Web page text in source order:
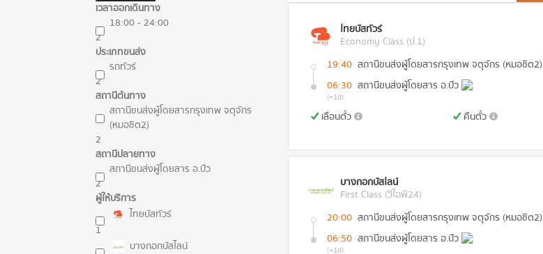
เวลาออกเดินทาง
18:00 - 24:00
2
ประเภทขนส่ง
รถทัวร์
2
สถานีต้นทาง
สถานีขนส่งผู้โดยสารกรุงเทพ จตุจักร
(หมอชิต2)
2
สถานีปลายทาง
สถานีขนส่งผู้โดยสาร อ.ปัว
2
ผู้ให้บริการ
ไทยบัสทัวร์
1
บางกอกบัสไลน์
ไทยบัสทัวร์
Economy Class (ป.1)
19:40 สถานีขนส่งผู้โดยสารกรุงเทพ จตุจักร (หมอชิต2)
06:30 สถานีขนส่งผู้โดยสาร อ.ปัว
(+1d)
เลื่อนตั๋ว คืนตั๋ว
บางกอกบัสไลน์
First Class (วีไอพี24)
20:00 สถานีขนส่งผู้โดยสารกรุงเทพ จตุจักร (หมอชิต2)
06:50 สถานีขนส่งผู้โดยสาร อ.ปัว
(+1d)